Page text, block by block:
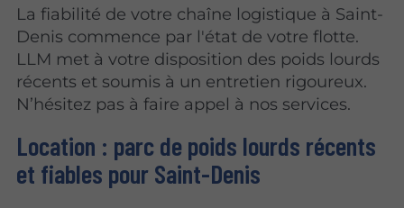
La fiabilité de votre chaîne logistique à Saint-
Denis commence par l'état de votre flotte.
LLM met à votre disposition des poids lourds
récents et soumis à un entretien rigoureux.
N’hésitez pas à faire appel à nos services.
Location : parc de poids lourds récents
et fiables pour Saint-Denis